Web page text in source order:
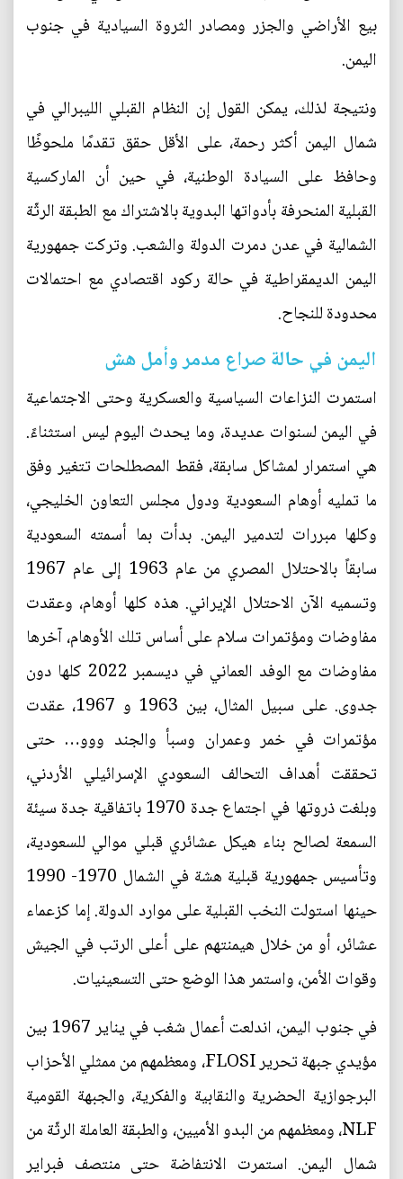
بيع الأراضي والجزر ومصادر الثروة السيادية في جنوب
اليمن.
ونتيجة لذلك، يمكن القول إن النظام القبلي الليبرالي في
شمال اليمن أكثر رحمة، على الأقل حقق تقدمًا ملحوظًا
وحافظ على السيادة الوطنية، في حين أن الماركسية
القبلية المنحرفة بأدواتها البدوية بالاشتراك مع الطبقة الرثّة
الشمالية في عدن دمرت الدولة والشعب. وتركت جمهورية
اليمن الديمقراطية في حالة ركود اقتصادي مع احتمالات
محدودة للنجاح.
اليمن في حالة صراع مدمر وأمل هش
استمرت النزاعات السياسية والعسكرية وحتى الاجتماعية
في اليمن لسنوات عديدة، وما يحدث اليوم ليس استثناءً.
هي استمرار لمشاكل سابقة، فقط المصطلحات تتغير وفق
ما تمليه أوهام السعودية ودول مجلس التعاون الخليجي،
وكلها مبررات لتدمير اليمن. بدأت بما أسمته السعودية
سابقاً بالاحتلال المصري من عام 1963 إلى عام 1967
وتسميه الآن الاحتلال الإيراني. هذه كلها أوهام، وعقدت
مفاوضات ومؤتمرات سلام على أساس تلك الأوهام، آخرها
مفاوضات مع الوفد العماني في ديسمبر 2022 كلها دون
جدوى. على سبيل المثال، بين 1963 و 1967، عقدت
مؤتمرات في خمر وعمران وسبأ والجند ووو… حتى
تحققت أهداف التحالف السعودي الإسرائيلي الأردني،
وبلغت ذروتها في اجتماع جدة 1970 باتفاقية جدة سيئة
السمعة لصالح بناء هيكل عشائري قبلي موالي للسعودية،
وتأسيس جمهورية قبلية هشة في الشمال 1970- 1990
حينها استولت النخب القبلية على موارد الدولة. إما كزعماء
عشائر، أو من خلال هيمنتهم على أعلى الرتب في الجيش
وقوات الأمن، واستمر هذا الوضع حتى التسعينيات.
في جنوب اليمن، اندلعت أعمال شغب في يناير 1967 بين
مؤيدي جبهة تحرير FLOSI، ومعظمهم من ممثلي الأحزاب
البرجوازية الحضرية والنقابية والفكرية، والجبهة القومية
NLF، ومعظمهم من البدو الأميين، والطبقة العاملة الرثّة من
شمال اليمن. استمرت الانتفاضة حتى منتصف فبراير